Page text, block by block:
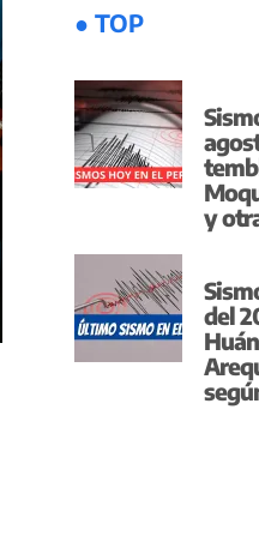
● TOP
y
del